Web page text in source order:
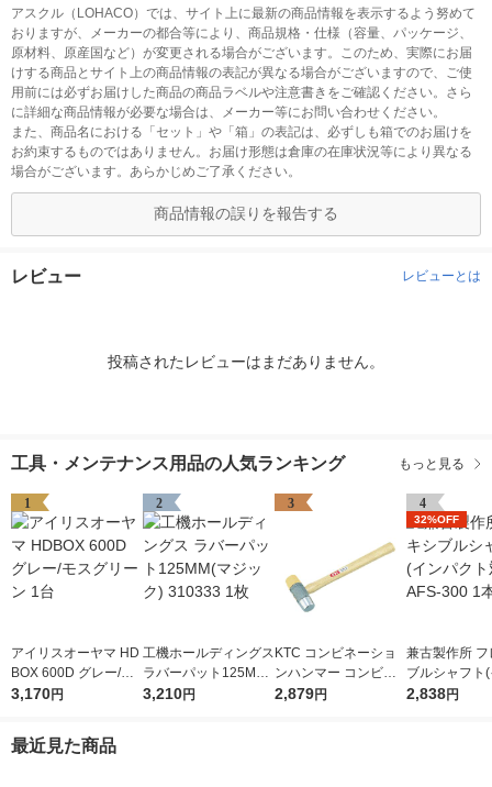
アスクル（LOHACO）では、サイト上に最新の商品情報を表示するよう努めて
おりますが、メーカーの都合等により、商品規格・仕様（容量、パッケージ、
原材料、原産国など）が変更される場合がございます。このため、実際にお届
けする商品とサイト上の商品情報の表記が異なる場合がございますので、ご使
用前には必ずお届けした商品の商品ラベルや注意書きをご確認ください。さら
に詳細な商品情報が必要な場合は、メーカー等にお問い合わせください。
また、商品名における「セット」や「箱」の表記は、必ずしも箱でのお届けを
お約束するものではありません。お届け形態は倉庫の在庫状況等により異なる
場合がございます。あらかじめご了承ください。
商品情報の誤りを報告する
レビュー レビューとは
投稿されたレビューはまだありません。
工具・メンテナンス用品の人気ランキング もっと見る
1
アイリスオーヤマ HD
BOX 600D グレー/モ
スグリーン 1台
3,170円
2
工機ホールディングス
ラバーパット125MM
(マジック) 310333 1
3,210円
3
KTC コンビネーショ
ンハンマー コンビハ
ンマ 1ポンド 頭径32
2,879円
4
32%OFF
兼古製作所 フ
ブルシャフト
クト対応)
2,838円
最近見た商品